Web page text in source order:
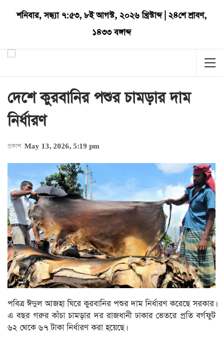
শনিবার,সন্ধ্যা ৭:৫৩, ৮ই আগস্ট, ২০২৬ খ্রিস্টাব্দ| ২৪শে শ্রাবণ,
১৪৩৩ বঙ্গাব্দ
দেশে কুরবানির পশুর চামড়ার দাম
নির্ধারণ
প্রকাশ May 13, 2026, 5:19 pm
পবিত্র ঈদুল আজহা ঘিরে কুরবানির পশুর দাম নির্ধারণ করেছে সরকার।
এ বছর গরুর কাঁচা চামড়ার দর রাজধানী ঢাকার ভেতরে প্রতি বর্গফুট
৬২ থেকে ৬৭ টাকা নির্ধারণ করা হয়েছে।